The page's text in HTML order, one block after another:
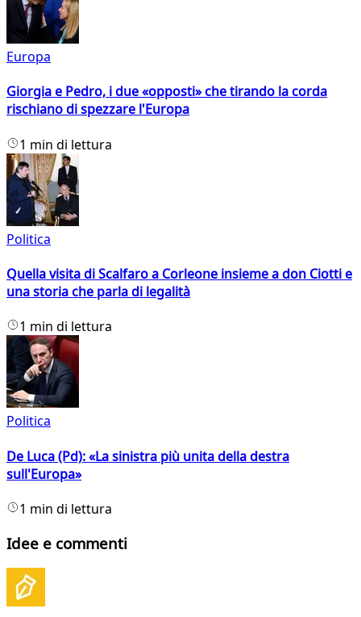
Europa
Giorgia e Pedro, i due «opposti» che tirando la corda
rischiano di spezzare l'Europa
1 min di lettura
Politica
Quella visita di Scalfaro a Corleone insieme a don Ciotti e
una storia che parla di legalità
1 min di lettura
Politica
De Luca (Pd): «La sinistra più unita della destra
sull'Europa»
1 min di lettura
Idee e commenti